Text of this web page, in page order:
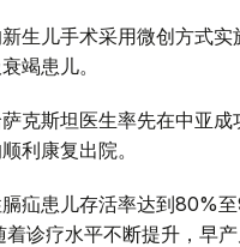
生儿手术采用微创方式
竭患儿。
克斯坦医生率先在中亚
利康复出院。
疝患儿存活率达到80%
诊疗水平不断提升，早